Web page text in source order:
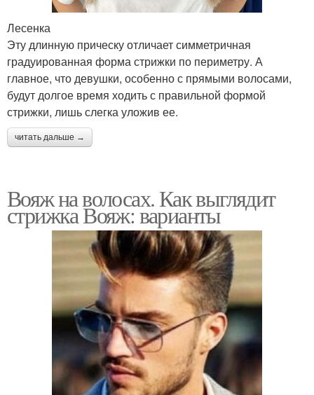
Лесенка
Эту длинную прическу отличает симметричная
градуированная форма стрижки по периметру. А
главное, что девушки, особенно с прямыми волосами,
будут долгое время ходить с правильной формой
стрижки, лишь слегка уложив ее.
читать дальше →
Вояж на волосах. Как выглядит
стрижка Вояж: варианты